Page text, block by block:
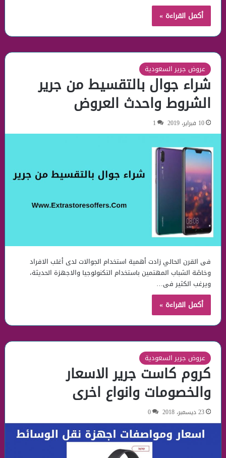
أكمل القراءة »
عروض جرير السعودية
شراء جوال بالتقسيط من جرير
الشروط واحدث العروض
10 فبراير، 2019 1
فى القرن الحالي زادت أهمية استخدام الجوالات لدى أغلب الافراد
وخاصًة الشباب المهتمين باستخدام التكنولوجيا والاجهزة الحديثة،
ويرغب الكثير فى…
أكمل القراءة »
عروض جرير السعودية
كروم كاست جرير الاسعار
والخصومات وانواع اخرى
23 ديسمبر، 2018 0